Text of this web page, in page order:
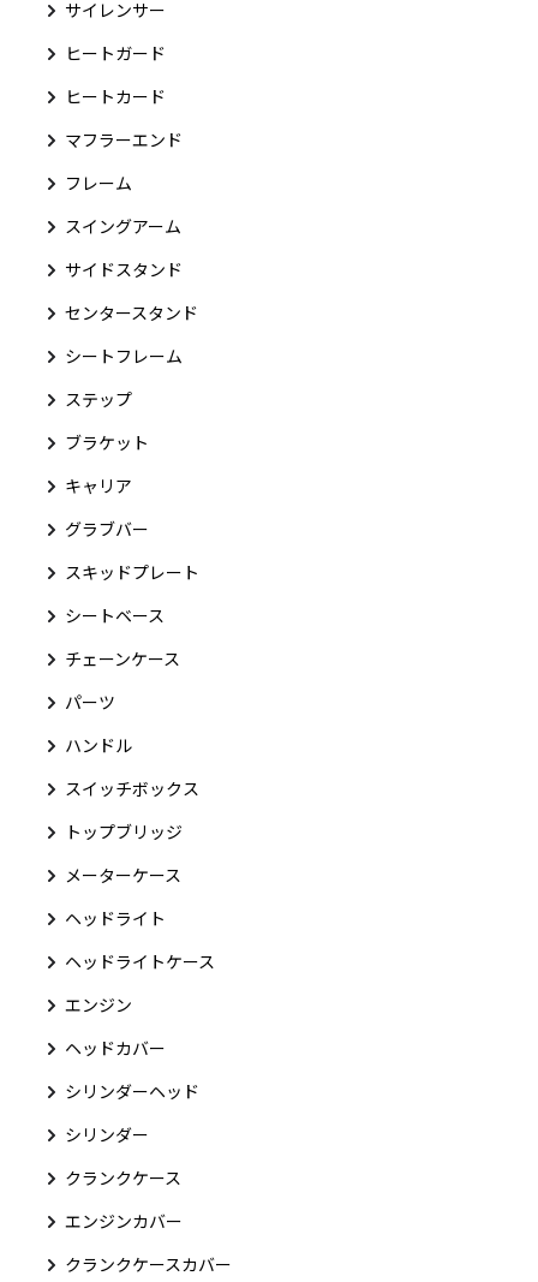
サイレンサー
ヒートガード
ヒートカード
マフラーエンド
フレーム
スイングアーム
サイドスタンド
センタースタンド
シートフレーム
ステップ
ブラケット
キャリア
グラブバー
スキッドプレート
シートベース
チェーンケース
パーツ
ハンドル
スイッチボックス
トップブリッジ
メーターケース
ヘッドライト
ヘッドライトケース
エンジン
ヘッドカバー
シリンダーヘッド
シリンダー
クランクケース
エンジンカバー
クランクケースカバー